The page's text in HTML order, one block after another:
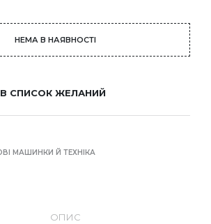
НЕМА В НАЯВНОСТІ
СПИСОК ЖЕЛАНИЙ
МАШИНКИ Й ТЕХНІКА
ОПИС